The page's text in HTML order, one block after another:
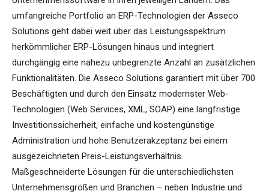
umfangreiche Portfolio an ERP-Technologien der Asseco
Solutions geht dabei weit über das Leistungsspektrum
herkömmlicher ERP-Lösungen hinaus und integriert
durchgängig eine nahezu unbegrenzte Anzahl an zusätzlichen
Funktionalitäten. Die Asseco Solutions garantiert mit über 700
Beschäftigten und durch den Einsatz modernster Web-
Technologien (Web Services, XML, SOAP) eine langfristige
Investitionssicherheit, einfache und kostengünstige
Administration und hohe Benutzerakzeptanz bei einem
ausgezeichneten Preis-Leistungsverhältnis.
Maßgeschneiderte Lösungen für die unterschiedlichsten
Unternehmensgrößen und Branchen – neben Industrie und